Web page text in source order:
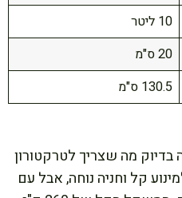
10 ליטר
20 ס"מ
130.5 ס"מ
מה שצריך לטרקטורון
קל וחניה נוחה, אבל עם